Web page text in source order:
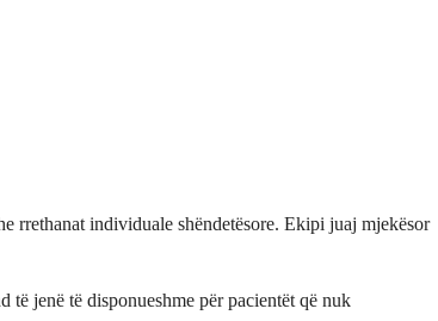
rrethanat individuale shëndetësore. Ekipi juaj mjekësor
jenë të disponueshme për pacientët që nuk